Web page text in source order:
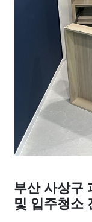
부산 사상구
및 입주청소